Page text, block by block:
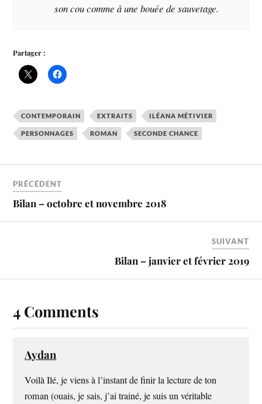
son cou comme à une bouée de sauvetage.
Partager :
CONTEMPORAIN EXTRAITS ILÉANA MÉTIVIER
PERSONNAGES ROMAN SECONDE CHANCE
PRÉCÉDENT
Bilan – octobre et novembre 2018
SUIVANT
Bilan – janvier et février 2019
4 Comments
Aydan
Voilà Ilé, je viens à l’instant de finir la lecture de ton
roman (ouais, je sais, j’ai trainé, je suis un véritable